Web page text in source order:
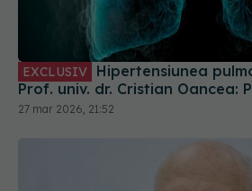
EXCLUSIV
Prof. univ. dr. Cristian Oancea:
27 mar 2026, 21:52